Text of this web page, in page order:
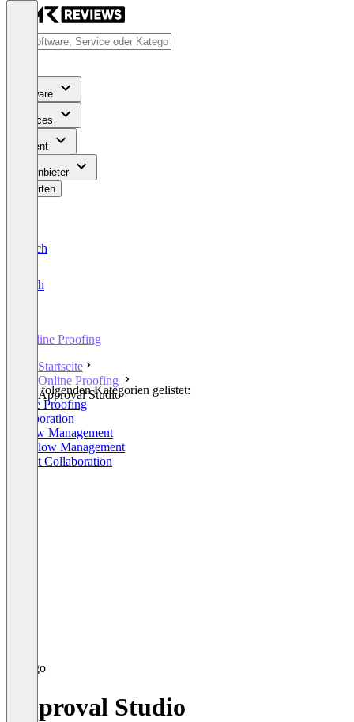
Software
Services
Content
Für Anbieter
Bewerten
Deutsch
English
Online Proofing
Startseite
Online Proofing
Approval Studio
In den folgenden Kategorien gelistet:
Online Proofing
Collaboration
Review Management
Workflow Management
Project Collaboration
Approval Studio